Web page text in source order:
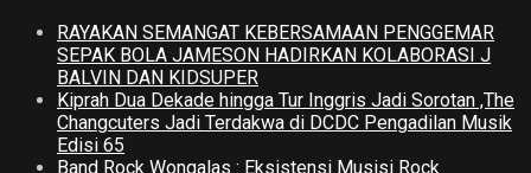
RAYAKAN SEMANGAT KEBERSAMAAN PENGGEMAR
SEPAK BOLA JAMESON HADIRKAN KOLABORASI J
BALVIN DAN KIDSUPER
Kiprah Dua Dekade hingga Tur Inggris Jadi Sorotan ,The
Changcuters Jadi Terdakwa di DCDC Pengadilan Musik
Edisi 65
Band Rock Wongalas : Eksistensi Musisi Rock